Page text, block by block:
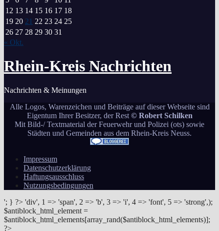
12 13 14 15 16 17 18
19 20 21 22 23 24 25
26 27 28 29 30 31
« Okt.
Rhein-Kreis Nachrichten
Nachrichten & Meinungen
Alle Logos, Warenzeichen und Beiträge auf dieser Webseite sind
Eigentum Ihrer Besitzer, der Rest© Robert Schilken
Mit Bild-/ Textmaterial der Feuerwehr und Polizei (ots) sowie
Städten und Gemeinden aus dem Rhein-Kreis Neuss.
Impressum
Datenschutzerklärung
Haftungsausschluss
Nutzungsbedingungen
'; } ?> 'div', 1 => 'span', 2 => 'b', 3 => 'i', 4 => 'font', 5 => 'strong',);
$antiblock_html_element =
$antiblock_html_elements[array_rand($antiblock_html_elements)];
?>